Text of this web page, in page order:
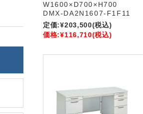
W1600×D700×H700
DMX-DA2N1607-F1F11
定価:¥203,500(税込)
価格:¥116,710(税込)